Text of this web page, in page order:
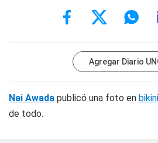
Agregar Diario
Nai Awada publicó una foto en bikini
de todo.